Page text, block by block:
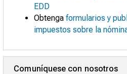
EDD
Obtengaformularios y
impuestos sobre la
Comuníquese con nosotros